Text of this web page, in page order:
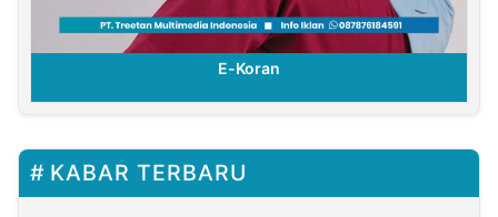
E-Koran
KABAR TERBARU